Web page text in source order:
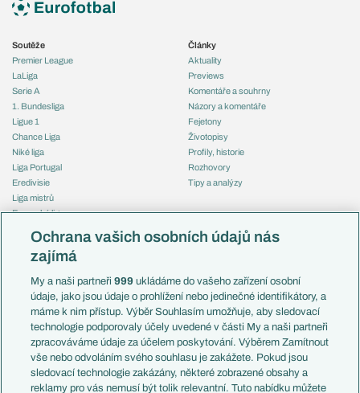
Soutěže
Premier League
LaLiga
Serie A
1. Bundesliga
Ligue 1
Chance Liga
Niké liga
Liga Portugal
Eredivisie
Liga mistrů
Evropská liga
Mistrovství světa
Liga národů
Témata
Představení týmů MS
EuroSkauting
PL v kostce
Evropské koeficienty
Přestupy
Přestupové spekulace
Články
Aktuality
Previews
Komentáře a souhrny
Názory a komentáře
Fejetony
Životopisy
Profily, historie
Rozhovory
Tipy a analýzy
Česko
Francie
Itálie
Německo
Španělsko
Argentina
Brazílie
Přestupy
Ochrana vašich osobních údajů nás
zajímá
My a naši partneři999 ukládáme do vašeho zařízení osobní
údaje, jako jsou údaje o prohlížení nebo jedinečné identifikátory, a
máme k nim přístup. Výběr Souhlasím umožňuje, aby sledovací
technologie podporovaly účely uvedené v části My a naši partneři
zpracováváme údaje za účelem poskytování. Výběrem Zamítnout
vše nebo odvoláním svého souhlasu je zakážete. Pokud jsou
sledovací technologie zakázány, některé zobrazené obsahy a
reklamy pro vás nemusí být tolik relevantní. Tuto nabídku můžete